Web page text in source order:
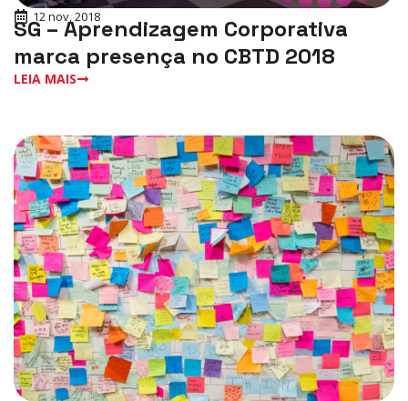
12 nov, 2018
SG – Aprendizagem Corporativa
marca presença no CBTD 2018
LEIA MAIS